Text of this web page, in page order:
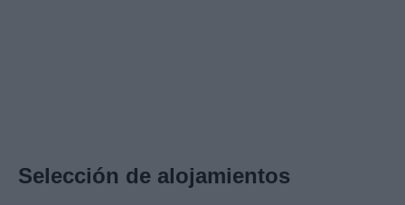
Selección de alojamientos